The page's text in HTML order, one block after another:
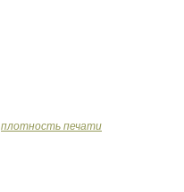
плотность печати